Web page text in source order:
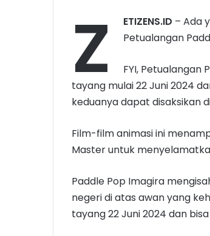
Z ETIZENS.ID – Ada
Petualangan
FYI, Petualangan
tayang mulai 22 Juni 2024
keduanya dapat disaksikan
Film-film animasi ini
Master untuk
Paddle Pop Imagira
negeri di atas awan yang
tayang 22 Juni 2024 dan